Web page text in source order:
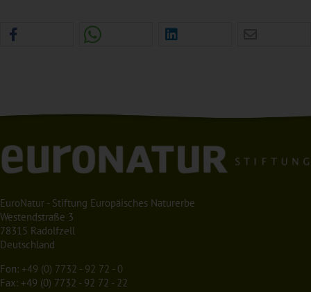
EuroNatur - Stiftung Europäisches Naturerbe
Westendstraße 3
78315 Radolfzell
Deutschland
Fon: +49 (0) 7732 - 92 72 - 0
Fax: +49 (0) 7732 - 92 72 - 22